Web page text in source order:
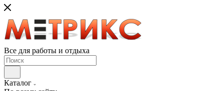
Все для работы и отдыха
Каталог